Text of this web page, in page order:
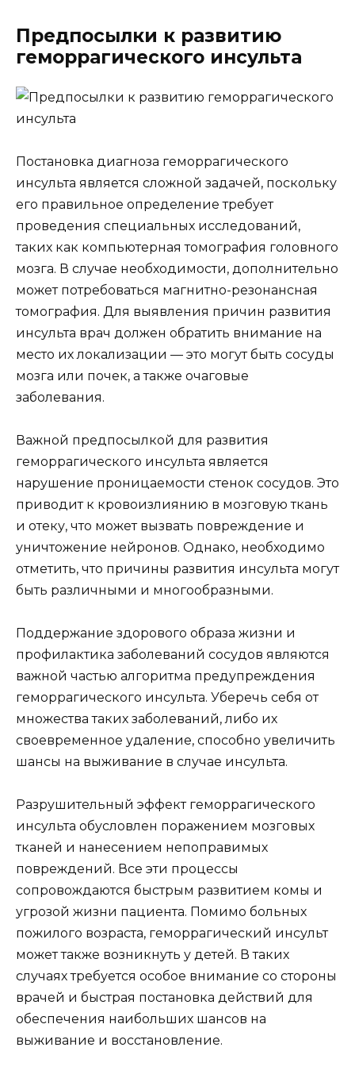
Предпосылки к развитию
геморрагического инсульта
Постановка диагноза геморрагического
инсульта является сложной задачей, поскольку
его правильное определение требует
проведения специальных исследований,
таких как компьютерная томография головного
мозга. В случае необходимости, дополнительно
может потребоваться магнитно-резонансная
томография. Для выявления причин развития
инсульта врач должен обратить внимание на
место их локализации — это могут быть сосуды
мозга или почек, а также очаговые
заболевания.
Важной предпосылкой для развития
геморрагического инсульта является
нарушение проницаемости стенок сосудов. Это
приводит к кровоизлиянию в мозговую ткань
и отеку, что может вызвать повреждение и
уничтожение нейронов. Однако, необходимо
отметить, что причины развития инсульта могут
быть различными и многообразными.
Поддержание здорового образа жизни и
профилактика заболеваний сосудов являются
важной частью алгоритма предупреждения
геморрагического инсульта. Уберечь себя от
множества таких заболеваний, либо их
своевременное удаление, способно увеличить
шансы на выживание в случае инсульта.
Разрушительный эффект геморрагического
инсульта обусловлен поражением мозговых
тканей и нанесением непоправимых
повреждений. Все эти процессы
сопровождаются быстрым развитием комы и
угрозой жизни пациента. Помимо больных
пожилого возраста, геморрагический инсульт
может также возникнуть у детей. В таких
случаях требуется особое внимание со стороны
врачей и быстрая постановка действий для
обеспечения наибольших шансов на
выживание и восстановление.